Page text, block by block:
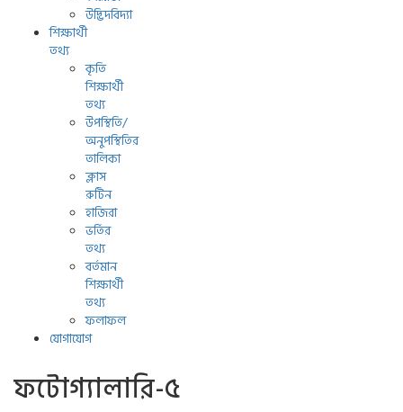
উদ্ভিদবিদ্যা
শিক্ষার্থী
তথ্য
কৃতি
শিক্ষার্থী
তথ্য
উপস্থিতি/
অনুপস্থিতির
তালিকা
ক্লাস
রুটিন
হাজিরা
ভর্তির
তথ্য
বর্তমান
শিক্ষার্থী
তথ্য
ফলাফল
যোগাযোগ
ফটোগ্যালারি-৫